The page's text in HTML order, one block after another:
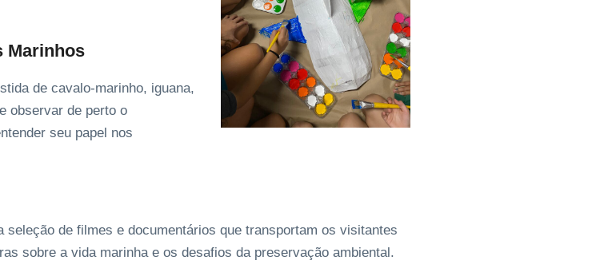
Marinhos
de cavalo-marinho, iguana,
observar de perto o
seu papel nos
seleção de filmes e documentários que transportam os visitantes
sobre a vida marinha e os desafios da preservação ambiental.